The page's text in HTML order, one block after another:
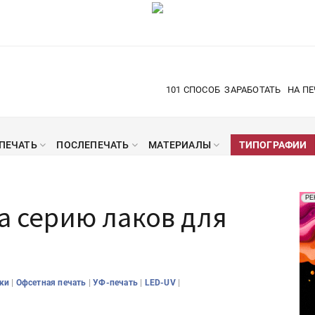
101 СПОСОБ ЗАРАБОТАТЬ НА
ПЕЧАТЬ ПОСЛЕПЕЧАТЬ МАТЕРИАЛЫ ТИПОГРАФИИ
серию лаков для
| Офсетная печать |УФ-печать | LED-UV |